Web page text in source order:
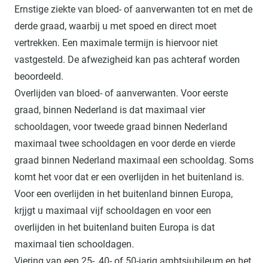
Ernstige ziekte van bloed- of aanverwanten tot en met de
derde graad, waarbij u met spoed en direct moet
vertrekken. Een maximale termijn is hiervoor niet
vastgesteld. De afwezigheid kan pas achteraf worden
beoordeeld.
Overlijden van bloed- of aanverwanten. Voor eerste
graad, binnen Nederland is dat maximaal vier
schooldagen, voor tweede graad binnen Nederland
maximaal twee schooldagen en voor derde en vierde
graad binnen Nederland maximaal een schooldag. Soms
komt het voor dat er een overlijden in het buitenland is.
Voor een overlijden in het buitenland binnen Europa,
krjjgt u maximaal vijf schooldagen en voor een
overlijden in het buitenland buiten Europa is dat
maximaal tien schooldagen.